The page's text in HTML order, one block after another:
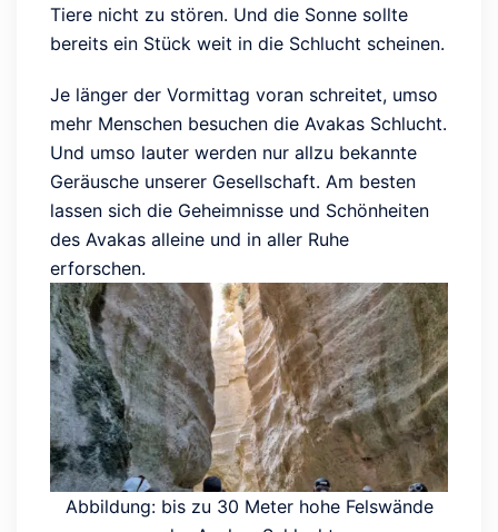
Tiere nicht zu stören. Und die Sonne sollte
bereits ein Stück weit in die Schlucht scheinen.
Je länger der Vormittag voran schreitet, umso
mehr Menschen besuchen die Avakas Schlucht.
Und umso lauter werden nur allzu bekannte
Geräusche unserer Gesellschaft. Am besten
lassen sich die Geheimnisse und Schönheiten
des Avakas alleine und in aller Ruhe
erforschen.
Abbildung: bis zu 30 Meter hohe Felswände